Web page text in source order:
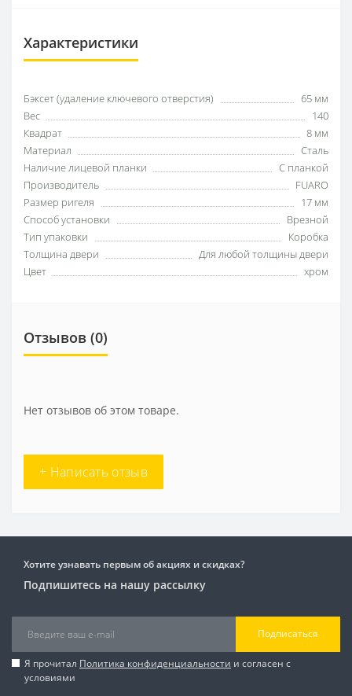
Характеристики
Бэксет (удаление ключевого отверстия)
65 мм
Вес
140
Квадрат
8 мм
Материал
Сталь
Наличие лицевой планки
С планкой
Производитель
FUARO
Размер ригеля
17 мм
Способ установки
Врезной
Тип упаковки
Коробка
Толщина двери
Для любой толщины двери
Цвет
хром
Отзывов (0)
Нет отзывов об этом товаре.
+ Написать отзыв
Хотите узнавать первым об акциях и скидках?
Подпишитесь на нашу рассылку
Подписаться
Я прочитал Политика конфиденциальности и согласен с
условиями